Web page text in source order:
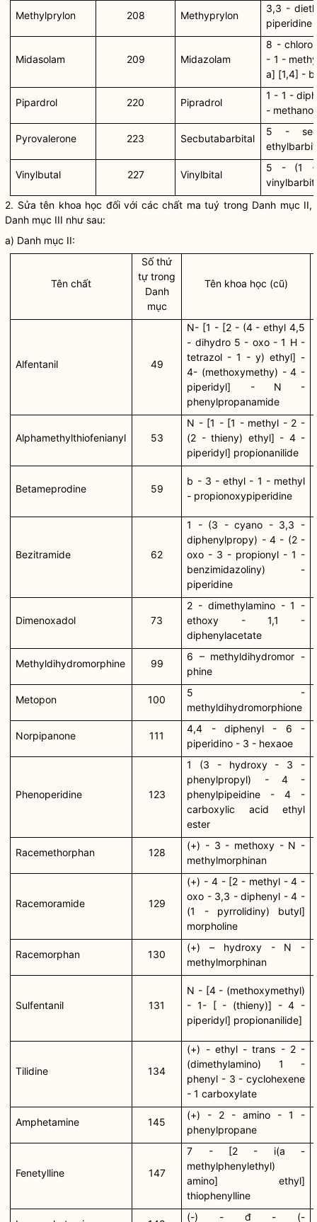
Methylprylon 208 Methyprylon
3,3 -
piperidine
Midasolam 209 Midazolam
8 - chloro
- 1 -
a] [1,4] -
Pipardrol 220 Pipradrol
1 - 1 -
- methanol
Pyrovalerone 223 Secbutabarbital
5 -
Vinylbutal 227 Vinylbital
5 - (1 -
2. Sửa tên khoa học đối với các chất ma tuý trong Danh mục II,
Danh mục III như sau:
a) Danh mục II:
Tên chất
Số thứ
tự trong
Danh
mục
Tên khoa học (cũ)
Alfentanil 49
N- [1 - [2 - (4 - ethyl 4,5
- dihydro 5 - oxo - 1 H -
tetrazol - 1 - y) ethyl] -
4- (methoxymethy) - 4 -
piperidyl] - N -
phenylpropanamide
Alphamethylthiofenianyl 53
N - [1 - [1 - methyl - 2 -
(2 - thieny) ethyl] - 4 -
piperidyl] propionanilide
Betameprodine 59
b - 3 - ethyl - 1 - methyl
- propionoxypiperidine
Bezitramide 62
1 - (3 - cyano - 3,3 -
diphenylpropy) - 4 - (2 -
oxo - 3 - propionyl - 1 -
benzimidazoliny) -
piperidine
Dimenoxadol 73
2 - dimethylamino - 1 -
ethoxy - 1,1 -
diphenylacetate
Methyldihydromorphine 99
6 – methyldihydromor -
phine
Metopon 100
5 -
methyldihydromorphione
Norpipanone 111
4,4 - diphenyl - 6 -
piperidino - 3 - hexaoe
Phenoperidine 123
1 (3 - hydroxy - 3 -
phenylpropyl) - 4 -
phenylpipeidine - 4 -
carboxylic acid ethyl
ester
Racemethorphan 128
(+) - 3 - methoxy - N -
methylmorphinan
Racemoramide 129
(+) - 4 - [2 - methyl - 4 -
oxo - 3,3 - diphenyl - 4 -
(1 - pyrrolidiny) butyl]
morpholine
Racemorphan 130
(+) – hydroxy - N -
methylmorphinan
Sulfentanil 131
N - [4 - (methoxymethyl)
- 1- [ - (thieny)] - 4 -
piperidyl] propionanilide]
Tilidine 134
(+) - ethyl - trans - 2 -
(dimethylamino) 1 -
phenyl - 3 - cyclohexene
- 1 carboxylate
Amphetamine 145
(+) - 2 - amino - 1 -
phenylpropane
Fenetylline 147
7 - [2 - i(a -
methylphenylethyl)
amino] ethyl]
thiophenylline
(-) - đ - (-